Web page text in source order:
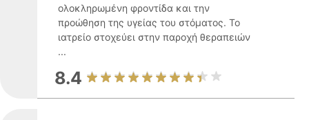
ολοκληρωμένη φροντίδα και την
προώθηση της υγείας του στόματος. Το
ιατρείο στοχεύει στην παροχή θεραπειών
...
8.4